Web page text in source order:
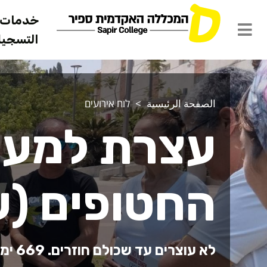
خدمات
الصفحة الرئيسية לוח אירועים
עצרת
החטופים
לא עוצרים עד שכולם חוזרים. 669 ימים!!!